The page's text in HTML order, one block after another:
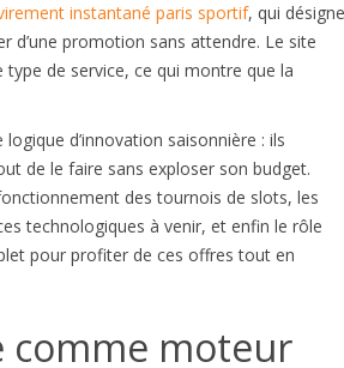
instantané paris sportif, qui désigne
d’une promotion sans attendre. Le site
de service, ce qui montre que la
d’innovation saisonnière : ils
de le faire sans exploser son budget.
des tournois de slots, les
technologiques à venir, et enfin le rôle
pour profiter de ces offres tout en
comme moteur